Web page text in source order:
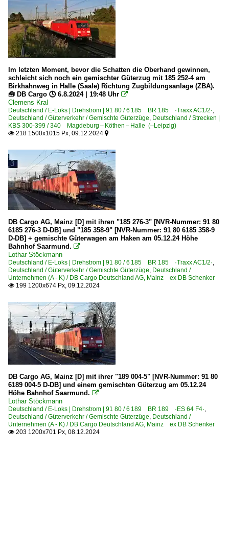
Im letzten Moment, bevor die Schatten die Oberhand gewinnen,
schleicht sich noch ein gemischter Güterzug mit 185 252-4 am
Birkhahnweg in Halle (Saale) Richtung Zugbildungsanlage (ZBA).
🧰 DB Cargo 🕓 6.8.2024 | 19:48 Uhr 
Clemens Kral
Deutschland / E-Loks | Drehstrom | 91 80 / 6 185 BR 185 ·Traxx AC1/2·,
Deutschland / Güterverkehr / Gemischte Güterzüge, Deutschland / Strecken |
KBS 300-399 / 340 Magdeburg – Köthen – Halle (–Leipzig)
 218 1500x1015 Px, 09.12.2024 
DB Cargo AG, Mainz [D] mit ihren "185 276-3" [NVR-Nummer: 91 80
6185 276-3 D-DB] und "185 358-9" [NVR-Nummer: 91 80 6185 358-9
D-DB] + gemischte Güterwagen am Haken am 05.12.24 Höhe
Bahnhof Saarmund. 
Lothar Stöckmann
Deutschland / E-Loks | Drehstrom | 91 80 / 6 185 BR 185 ·Traxx AC1/2·,
Deutschland / Güterverkehr / Gemischte Güterzüge, Deutschland /
Unternehmen (A - K) / DB Cargo Deutschland AG, Mainz ex DB Schenker
 199 1200x674 Px, 09.12.2024
DB Cargo AG, Mainz [D] mit ihrer "189 004-5" [NVR-Nummer: 91 80
6189 004-5 D-DB] und einem gemischten Güterzug am 05.12.24
Höhe Bahnhof Saarmund. 
Lothar Stöckmann
Deutschland / E-Loks | Drehstrom | 91 80 / 6 189 BR 189 ·ES 64 F4·,
Deutschland / Güterverkehr / Gemischte Güterzüge, Deutschland /
Unternehmen (A - K) / DB Cargo Deutschland AG, Mainz ex DB Schenker
 203 1200x701 Px, 08.12.2024